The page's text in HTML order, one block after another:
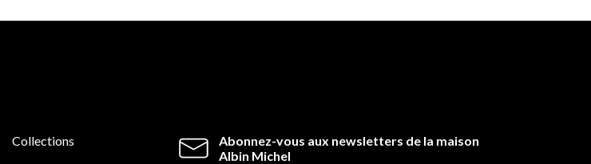
Abonnez-vous aux newsletters de la maison
Albin Michel
Collections